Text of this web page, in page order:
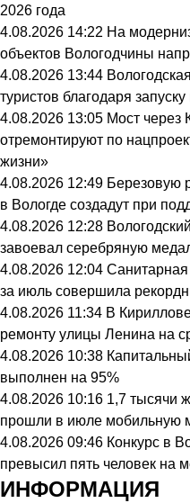
2026 года
4.08.2026 14:22 На
объектов Вологодчины
4.08.2026 13:44
туристов благодаря
4.08.2026 13:05 Мост через
отремонтируют по
жизни»
4.08.2026 12:49 Березовую
в Вологде создадут при
4.08.2026 12:28
завоевал серебряную
4.08.2026 12:04 Санитарная
за июль совершила
4.08.2026 11:34 В
ремонту улицы Ленина на
4.08.2026 10:38
выполнен на 95%
4.08.2026 10:16 1,7 тысячи
прошли в июле мобильную
4.08.2026 09:46 Конкурс в
превысил пять человек на
ИНФОРМАЦИЯ